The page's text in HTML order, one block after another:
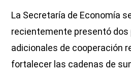
La Secretaría de Economía
recientemente presentó dos
adicionales de cooperación
fortalecer las cadenas de